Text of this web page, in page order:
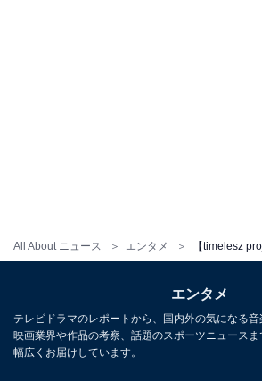
All About ニュース エンタメ
＼1/24（金）このあと
今週は松島チームに
エンタメ
テレビドラマのレポートから、国内外の気になる
映画業界や作品の考察、話題のスポーツニュース
幅広くお届けしています。